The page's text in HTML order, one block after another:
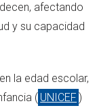
afectando
y su capacidad
la edad escolar,
( UNICEF )